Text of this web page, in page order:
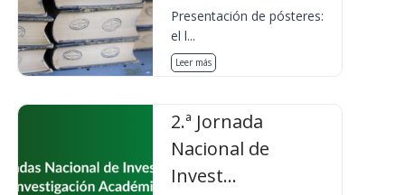
Presentación de pósteres:
el l...
Leer más
2.ª Jornada
Nacional de
Invest...